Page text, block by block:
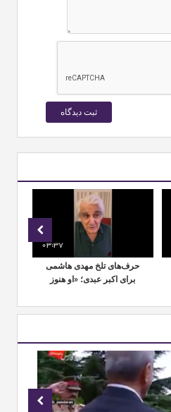
03:37
حرف‌های تلخ مهدی هاشمی
برای اکبر عبدی؛ «او هنوز